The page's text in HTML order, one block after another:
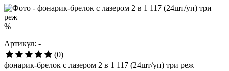
%
Артикул: -
(0)
фонарик-брелок с лазером 2 в 1 117 (24шт/уп) три реж